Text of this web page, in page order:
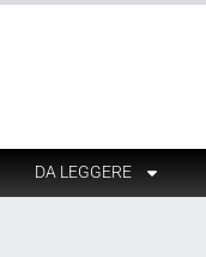
DA LEGGERE